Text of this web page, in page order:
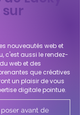
sur
nouveautés web et
c'est aussi le rendez-
web et des
que créatives
un plaisir de vous
digitale pointue.
avant de